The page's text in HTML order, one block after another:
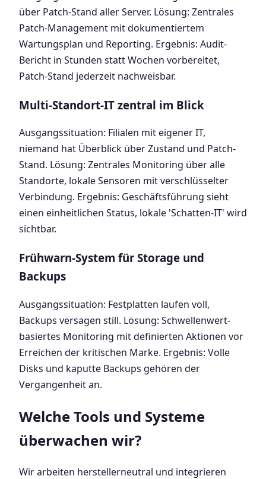
über Patch-Stand aller Server. Lösung: Zentrales
Patch-Management mit dokumentiertem
Wartungsplan und Reporting. Ergebnis: Audit-
Bericht in Stunden statt Wochen vorbereitet,
Patch-Stand jederzeit nachweisbar.
Multi-Standort-IT zentral im Blick
Ausgangssituation: Filialen mit eigener IT,
niemand hat Überblick über Zustand und Patch-
Stand. Lösung: Zentrales Monitoring über alle
Standorte, lokale Sensoren mit verschlüsselter
Verbindung. Ergebnis: Geschäftsführung sieht
einen einheitlichen Status, lokale 'Schatten-IT' wird
sichtbar.
Frühwarn-System für Storage und
Backups
Ausgangssituation: Festplatten laufen voll,
Backups versagen still. Lösung: Schwellenwert-
basiertes Monitoring mit definierten Aktionen vor
Erreichen der kritischen Marke. Ergebnis: Volle
Disks und kaputte Backups gehören der
Vergangenheit an.
Welche Tools und Systeme
überwachen wir?
Wir arbeiten herstellerneutral und integrieren